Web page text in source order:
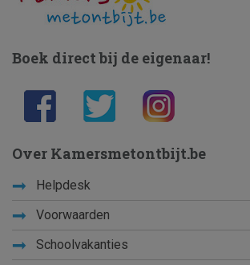
Boek direct bij de eigenaar!
Over Kamersmetontbijt.be
Helpdesk
Voorwaarden
Schoolvakanties